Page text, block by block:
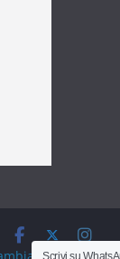
Scrivi su